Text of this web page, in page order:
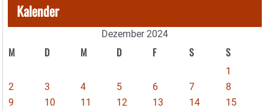
Kalender
Dezember 2024
M D M D F S S
1
2
3 4 5 6 7
8
9
10 11 12 13 14
15